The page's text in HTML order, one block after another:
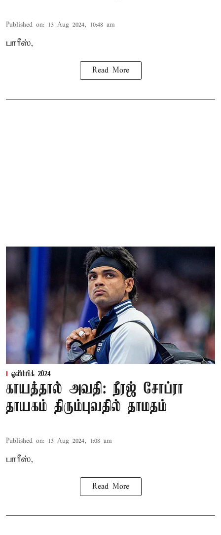
Published on: 13 Aug 2024, 10:48 am
பாரீஸ்,
Read More
ஒலிம்பிக் 2024
காயத்தால் அவதி: நீரஜ் சோப்ரா
தாயகம் திரும்புவதில் தாமதம்
Published on: 13 Aug 2024, 1:08 am
பாரீஸ்,
Read More